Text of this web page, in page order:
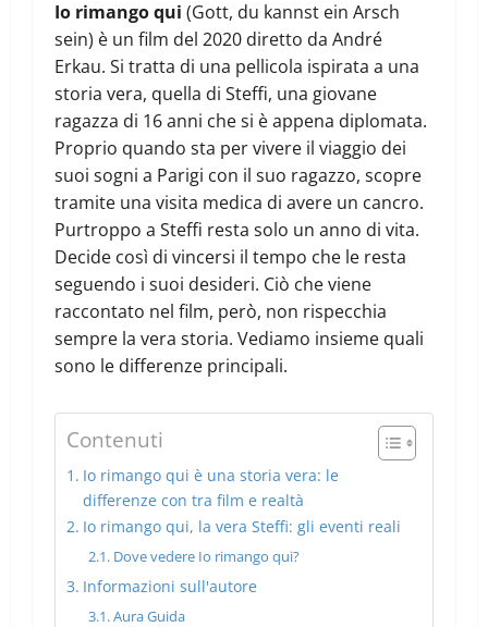
Io rimango qui (Gott, du kannst ein Arsch
sein) è un film del 2020 diretto da André
Erkau. Si tratta di una pellicola ispirata a una
storia vera, quella di Steffi, una giovane
ragazza di 16 anni che si è appena diplomata.
Proprio quando sta per vivere il viaggio dei
suoi sogni a Parigi con il suo ragazzo, scopre
tramite una visita medica di avere un cancro.
Purtroppo a Steffi resta solo un anno di vita.
Decide così di vincersi il tempo che le resta
seguendo i suoi desideri. Ciò che viene
raccontato nel film, però, non rispecchia
sempre la vera storia. Vediamo insieme quali
sono le differenze principali.
Contenuti
Io rimango qui è una storia vera: le
differenze con tra film e realtà
Io rimango qui, la vera Steffi: gli eventi reali
Dove vedere Io rimango qui?
Informazioni sull'autore
Aura Guida